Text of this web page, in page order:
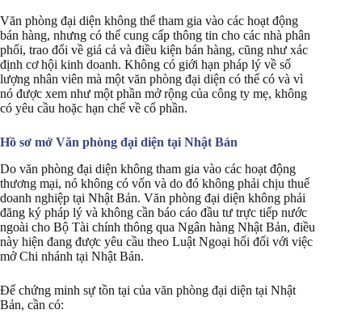
Văn phòng đại diện không thể tham gia vào các hoạt động
bán hàng, nhưng có thể cung cấp thông tin cho các nhà phân
phối, trao đổi về giá cả và điều kiện bán hàng, cũng như xác
định cơ hội kinh doanh. Không có giới hạn pháp lý về số
lượng nhân viên mà một văn phòng đại diện có thể có và vì
nó được xem như một phần mở rộng của công ty mẹ, không
có yêu cầu hoặc hạn chế về cổ phần.
Hồ sơ mở Văn phòng đại diện tại Nhật Bản
Do văn phòng đại diện không tham gia vào các hoạt động
thương mại, nó không có vốn và do đó không phải chịu thuế
doanh nghiệp tại Nhật Bản. Văn phòng đại diện không phải
đăng ký pháp lý và không cần báo cáo đầu tư trực tiếp nước
ngoài cho Bộ Tài chính thông qua Ngân hàng Nhật Bản, điều
này hiện đang được yêu cầu theo Luật Ngoại hối đối với việc
mở Chi nhánh tại Nhật Bản.
Để chứng minh sự tồn tại của văn phòng đại diện tại Nhật
Bản, cần có: